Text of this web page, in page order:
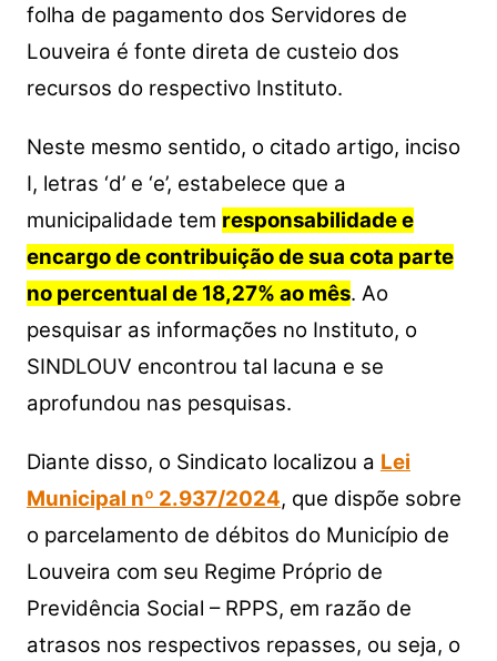
folha de pagamento dos Servidores de
Louveira é fonte direta de custeio dos
recursos do respectivo Instituto.
Neste mesmo sentido, o citado artigo, inciso
I, letras ‘d’ e ‘e’, estabelece que a
municipalidade tem responsabilidade e
encargo de contribuição de sua cota parte
no percentual de 18,27% ao mês. Ao
pesquisar as informações no Instituto, o
SINDLOUV encontrou tal lacuna e se
aprofundou nas pesquisas.
Diante disso, o Sindicato localizou a Lei
Municipal nº 2.937/2024, que dispõe sobre
o parcelamento de débitos do Município de
Louveira com seu Regime Próprio de
Previdência Social – RPPS, em razão de
atrasos nos respectivos repasses, ou seja, o